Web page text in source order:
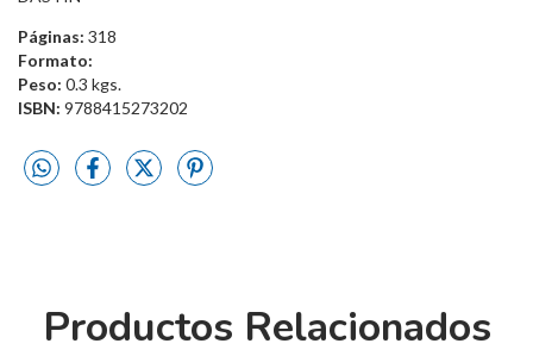
Páginas: 318
Formato:
Peso: 0.3 kgs.
ISBN: 9788415273202
Productos Relacionados